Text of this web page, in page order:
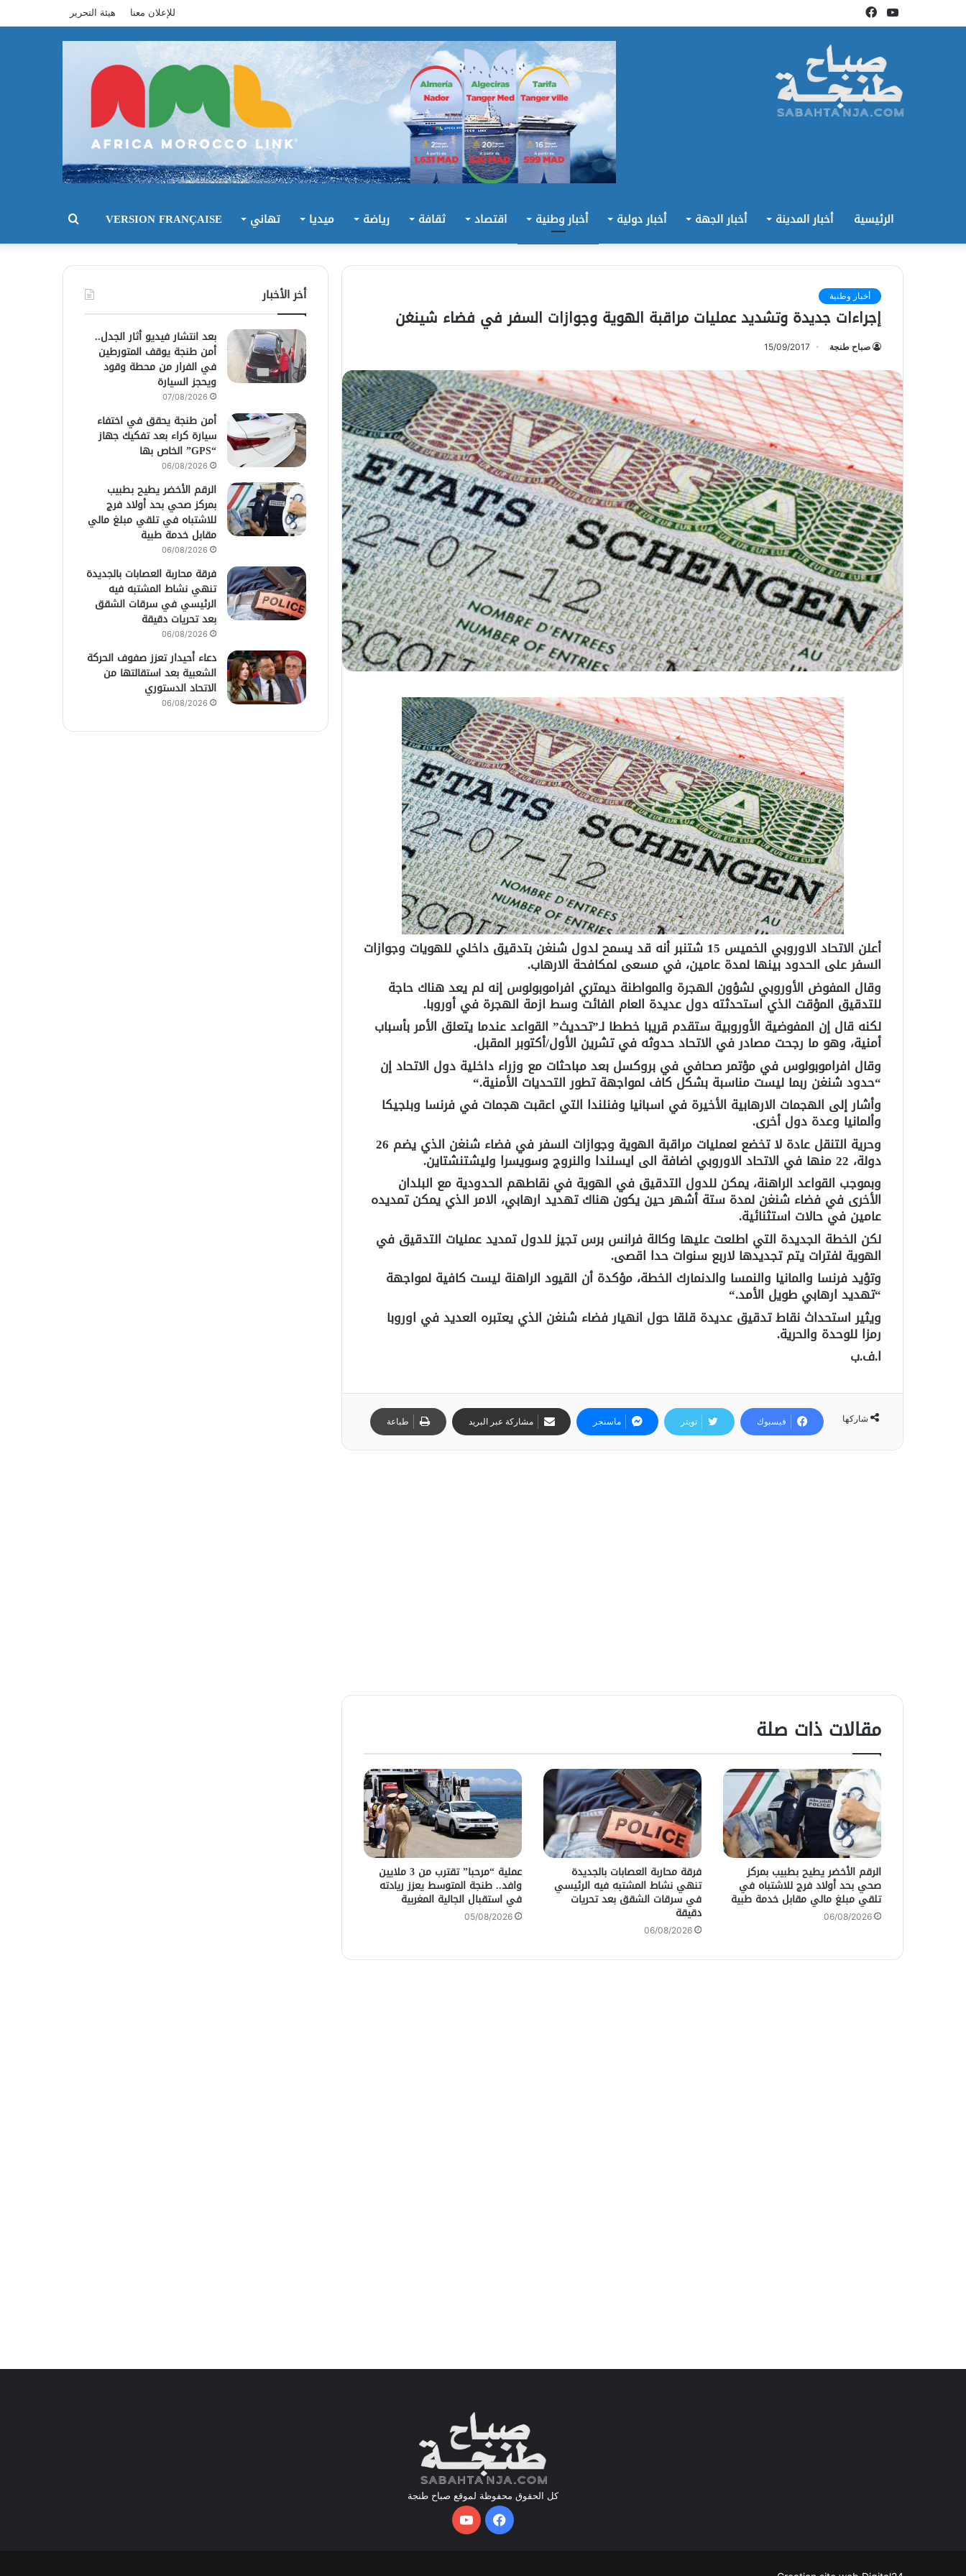
فيسبوكيوتيوب للإعلان معنا هيئة التحرير
الرئيسية أخبار المدينة أخبار الجهة أخبار دولية أخبار وطنية اقتصاد ثقافة رياضة ميديا تهاني VERSION FRANÇAISE بحث
أخبار وطنية
إجراءات جديدة وتشديد عمليات مراقبة الهوية وجوازات السفر في فضاء شينغن
صباح طنجة 15/09/2017
أ علن الاتحاد الاوروبي الخميس 15 شتنبر أنه قد يسمح لدول شنغن بتدقيق داخلي للهويات وجوازات
السفر على الحدود بينها لمدة عامين، في مسعى لمكافحة الارهاب.
وقال المفوض الأوروبي لشؤون الهجرة والمواطنة ديمتري افراموبولوس إنه لم يعد هناك حاجة
للتدقيق المؤقت الذي استحدثته دول عديدة العام الفائت وسط ازمة الهجرة في أوروبا.
لكنه قال إن المفوضية الأوروبية ستقدم قريبا خططا لـ”تحديث” القواعد عندما يتعلق الأمر بأسباب
أمنية، وهو ما رجحت مصادر في الاتحاد حدوثه في تشرين الأول/أكتوبر المقبل.
وقال افراموبولوس في مؤتمر صحافي في بروكسل بعد مباحثات مع وزراء داخلية دول الاتحاد إن
“حدود شنغن ربما ليست مناسبة بشكل كاف لمواجهة تطور التحديات الأمنية“.
وأشار إلى الهجمات الارهابية الأخيرة في اسبانيا وفنلندا التي اعقبت هجمات في فرنسا وبلجيكا
وألمانيا وعدة دول أخرى.
وحرية التنقل عادة لا تخضع لعمليات مراقبة الهوية وجوازات السفر في فضاء شنغن الذي يضم 26
دولة، 22 منها في الاتحاد الاوروبي اضافة الى ايسلندا والنروج وسويسرا وليشتنشتاين
.
وبموجب القواعد الراهنة، يمكن للدول التدقيق في الهوية في نقاطهم الحدودية مع البلدان
الأخرى في فضاء شنغن لمدة ستة أشهر حين يكون هناك تهديد ارهابي، الامر الذي يمكن تمديده
عامين في حالات استثنائية.
لكن الخطة الجديدة التي اطلعت عليها وكالة فرانس برس تجيز للدول تمديد عمليات التدقيق في
الهوية لفترات يتم تجديدها لاربع سنوات حدا اقصى.
وتؤيد فرنسا والمانيا والنمسا والدنمارك الخطة، مؤكدة أن القيود الراهنة ليست كافية لمواجهة
“تهديد ارهابي طويل الأمد“.
ويثير استحداث نقاط تدقيق عديدة قلقا حول انهيار فضاء شنغن الذي يعتبره العديد في اوروبا
رمزا للوحدة والحرية.
ا.ف.ب
شاركها فيسبوك تويتر ماسنجر مشاركة عبر البريد طباعة
مقالات ذات صلة
الرقم الأخضر يطيح بطبيب بمركز
صحي بحد أولاد فرج للاشتباه في
تلقي مبلغ مالي مقابل خدمة طبية
06/08/2026
فرقة محاربة العصابات بالجديدة
تنهي نشاط المشتبه فيه الرئيسي
في سرقات الشقق بعد تحريات
دقيقة
06/08/2026
عملية “مرحبا” تقترب من 3 ملايين
وافد.. طنجة المتوسط يعزز ريادته
في استقبال الجالية المغربية
05/08/2026
أخر الأخبار
بعد انتشار فيديو أثار الجدل..
أمن طنجة يوقف المتورطين
في الفرار من محطة وقود
ويحجز السيارة
07/08/2026
أمن طنجة يحقق في اختفاء
سيارة كراء بعد تفكيك جهاز
“GPS” الخاص بها
06/08/2026
الرقم الأخضر يطيح بطبيب
بمركز صحي بحد أولاد فرج
للاشتباه في تلقي مبلغ مالي
مقابل خدمة طبية
06/08/2026
فرقة محاربة العصابات بالجديدة
تنهي نشاط المشتبه فيه
الرئيسي في سرقات الشقق
بعد تحريات دقيقة
06/08/2026
دعاء أحيدار تعزز صفوف الحركة
الشعبية بعد استقالتها من
الاتحاد الدستوري
06/08/2026
كل الحقوق محفوظة لموقع صباح طنجة
فيسبوكيوتيوب